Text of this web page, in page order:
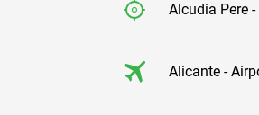
Alcudia Pere
Alicante -